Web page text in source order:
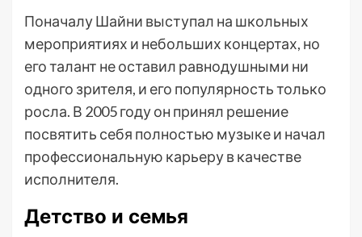
Поначалу Шайни выступал на школьных
мероприятиях и небольших концертах, но
его талант не оставил равнодушными ни
одного зрителя, и его популярность только
росла. В 2005 году он принял решение
посвятить себя полностью музыке и начал
профессиональную карьеру в качестве
исполнителя.
Детство и семья